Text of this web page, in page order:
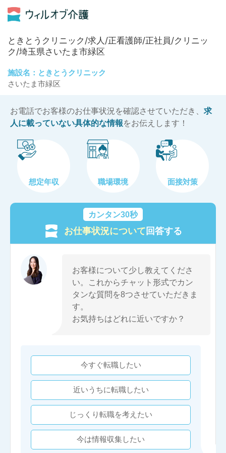
ときとうクリニック/求人/正看護師/正社員/クリニッ
ク/埼玉県さいたま市緑区
施設名：ときとうクリニック
さいたま市緑区
お電話でお客様のお仕事状況を確認させていただき、 求
人に載っていない具体的な情報をお伝えします！
想定年収 職場環境 面接対策
カンタン30秒
お仕事状況について回答する
お客様について少し教えてくださ
い。これからチャット形式でカン
タンな質問を8つさせていただきま
す。
お気持ちはどれに近いですか？
今すぐ転職したい
近いうちに転職したい
じっくり転職を考えたい
今は情報収集したい